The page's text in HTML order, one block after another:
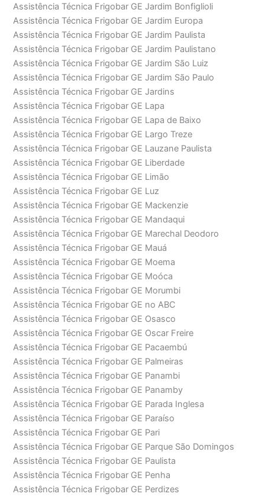
Assistência Técnica Frigobar GE Jardim Bonfiglioli
Assistência Técnica Frigobar GE Jardim Europa
Assistência Técnica Frigobar GE Jardim Paulista
Assistência Técnica Frigobar GE Jardim Paulistano
Assistência Técnica Frigobar GE Jardim São Luiz
Assistência Técnica Frigobar GE Jardim São Paulo
Assistência Técnica Frigobar GE Jardins
Assistência Técnica Frigobar GE Lapa
Assistência Técnica Frigobar GE Lapa de Baixo
Assistência Técnica Frigobar GE Largo Treze
Assistência Técnica Frigobar GE Lauzane Paulista
Assistência Técnica Frigobar GE Liberdade
Assistência Técnica Frigobar GE Limão
Assistência Técnica Frigobar GE Luz
Assistência Técnica Frigobar GE Mackenzie
Assistência Técnica Frigobar GE Mandaqui
Assistência Técnica Frigobar GE Marechal Deodoro
Assistência Técnica Frigobar GE Mauá
Assistência Técnica Frigobar GE Moema
Assistência Técnica Frigobar GE Moóca
Assistência Técnica Frigobar GE Morumbi
Assistência Técnica Frigobar GE no ABC
Assistência Técnica Frigobar GE Osasco
Assistência Técnica Frigobar GE Oscar Freire
Assistência Técnica Frigobar GE Pacaembú
Assistência Técnica Frigobar GE Palmeiras
Assistência Técnica Frigobar GE Panambi
Assistência Técnica Frigobar GE Panamby
Assistência Técnica Frigobar GE Parada Inglesa
Assistência Técnica Frigobar GE Paraíso
Assistência Técnica Frigobar GE Pari
Assistência Técnica Frigobar GE Parque São Domingos
Assistência Técnica Frigobar GE Paulista
Assistência Técnica Frigobar GE Penha
Assistência Técnica Frigobar GE Perdizes